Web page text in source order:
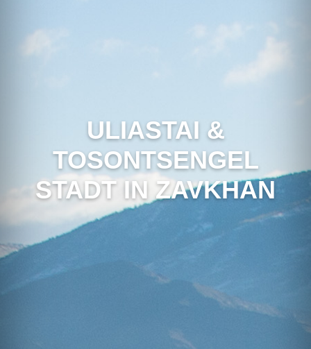
ULIASTAI &
TOSONTSENGEL
STADT IN ZAVKHAN